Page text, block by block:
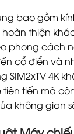
bao gồm
thiện
phong cách
cổ điển và
SIM2xTV 4K
tiến mà
không gian